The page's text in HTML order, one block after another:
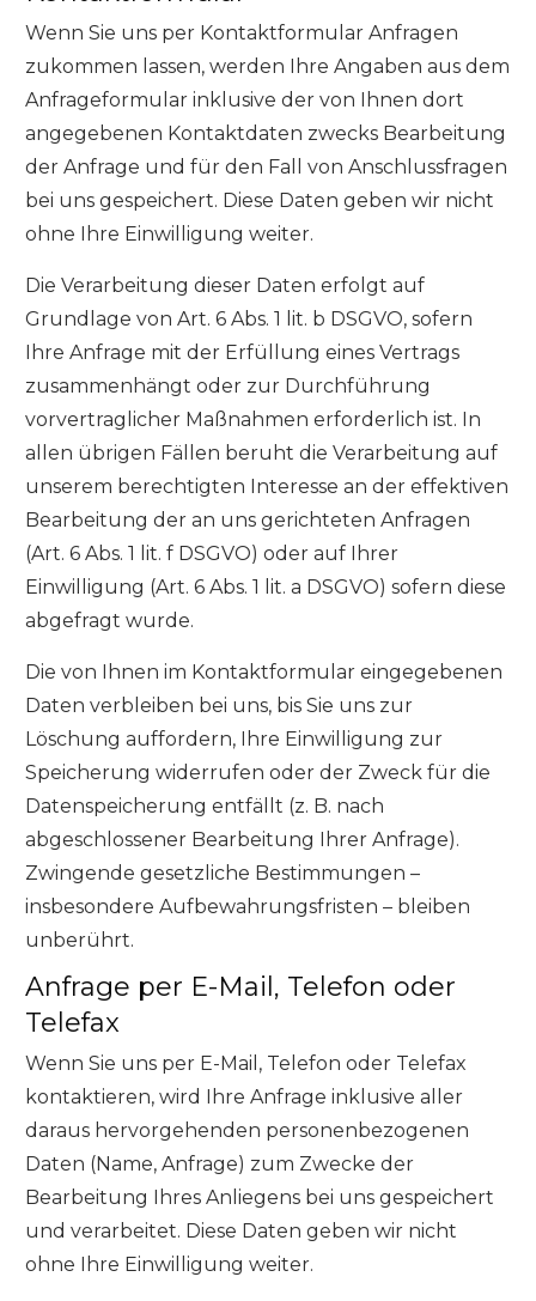
Wenn Sie uns per Kontaktformular Anfragen
zukommen lassen, werden Ihre Angaben aus dem
Anfrageformular inklusive der von Ihnen dort
angegebenen Kontaktdaten zwecks Bearbeitung
der Anfrage und für den Fall von Anschlussfragen
bei uns gespeichert. Diese Daten geben wir nicht
ohne Ihre Einwilligung weiter.
Die Verarbeitung dieser Daten erfolgt auf
Grundlage von Art. 6 Abs. 1 lit. b DSGVO, sofern
Ihre Anfrage mit der Erfüllung eines Vertrags
zusammenhängt oder zur Durchführung
vorvertraglicher Maßnahmen erforderlich ist. In
allen übrigen Fällen beruht die Verarbeitung auf
unserem berechtigten Interesse an der effektiven
Bearbeitung der an uns gerichteten Anfragen
(Art. 6 Abs. 1 lit. f DSGVO) oder auf Ihrer
Einwilligung (Art. 6 Abs. 1 lit. a DSGVO) sofern diese
abgefragt wurde.
Die von Ihnen im Kontaktformular eingegebenen
Daten verbleiben bei uns, bis Sie uns zur
Löschung auffordern, Ihre Einwilligung zur
Speicherung widerrufen oder der Zweck für die
Datenspeicherung entfällt (z. B. nach
abgeschlossener Bearbeitung Ihrer Anfrage).
Zwingende gesetzliche Bestimmungen –
insbesondere Aufbewahrungsfristen – bleiben
unberührt.
Anfrage per E-Mail, Telefon oder
Telefax
Wenn Sie uns per E-Mail, Telefon oder Telefax
kontaktieren, wird Ihre Anfrage inklusive aller
daraus hervorgehenden personenbezogenen
Daten (Name, Anfrage) zum Zwecke der
Bearbeitung Ihres Anliegens bei uns gespeichert
und verarbeitet. Diese Daten geben wir nicht
ohne Ihre Einwilligung weiter.